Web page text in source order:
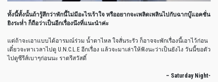
ทั้งนี้ทั้งนั้นถ้ารู้สึกว่าพักนี้ไม่มีอะไรเร้าใจ หรืออยากจะเพลิดเพลินไปกับฉากบู๊แอคชั่น
ยิงระห่ำ ก็ถือว่าเป็นอีกเรื่องนึงที่แนะนำค่ะ
แต่ถ้าจะเอาแบบได้อารมณ์ร่วม น้ำตาไหล ใจสั่นระรัว ก็อาจจะพักเรื่องนี้เอาไว้ก่อน
เดี๋ยวจะหาเวลาไปดู U.N.C.L.E อีกเรื่อง แล้วจะมาเล่าให้ฟังนะว่าเป็นยังไง วันนี้ขอตัว
ไปดูซีรีส์เบาๆก่อนนะ ราตรีสวัสดิ์
– Saturday Night-